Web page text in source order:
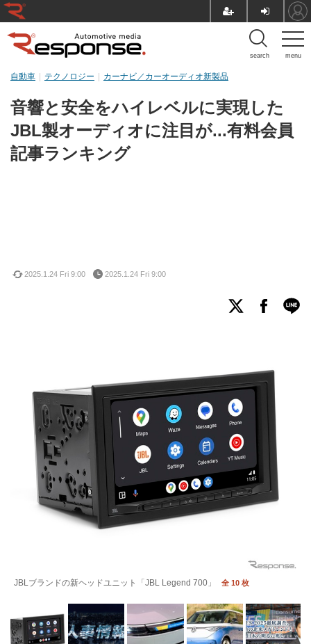
menu
search
音響と安全をハイレベルに実現した
JBL製オーディオに注目が...有料会員
記事ランキング
自動車 テクノロジー カーナビ／カーオーディオ新製品
2025.1.24 Fri 9:00 2025.1.24 Fri 9:00
JBLブランドの新ヘッドユニット「JBL Legend 700」 全 10 枚